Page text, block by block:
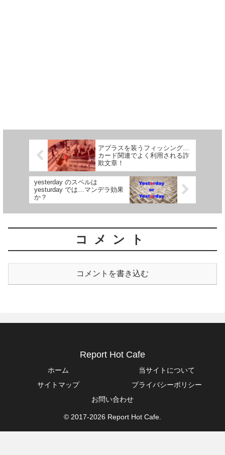
アプラスを装うフィッシング…
カード関連でよく利用される詐
欺文章！
yesterday のスペルは
yesturday では…マンデラ効果
か？
コメント
コメントを書き込む
Report Hot Cafe
ホーム
当サイトについて
サイトマップ
プライバシーポリシー
お問い合わせ
© 2017-2026 Report Hot Cafe.